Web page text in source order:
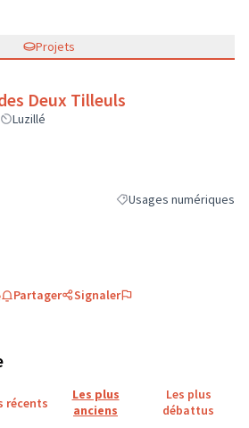
Projets
Deux Tilleuls
Luzillé
Filtrer les résultats de
Usages numériques
Partager Signaler
récents
Les plus
anciens
Les plus
débattus